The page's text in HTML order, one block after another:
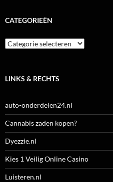
CATEGORIEËN
Categorieën
LINKS & RECHTS
auto-onderdelen24.nl
Cannabis zaden kopen?
Dyezzie.nl
Kies 1 Veilig Online Casino
Luisteren.nl